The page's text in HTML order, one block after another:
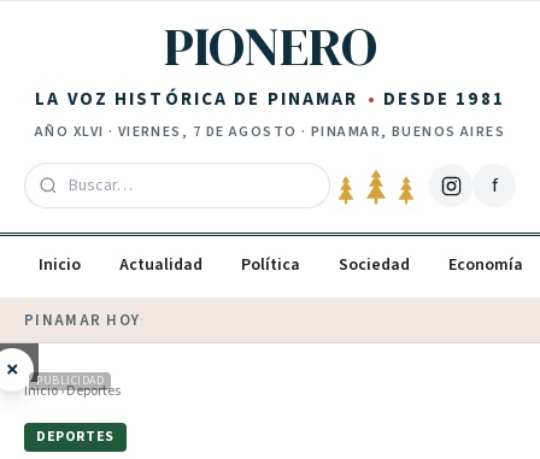
PIONERO
LA VOZ HISTÓRICA DE PINAMAR DESDE 1981
AÑO XLVI · VIERNES, 7 DE AGOSTO · PINAMAR, BUENOS AIRES
f
Inicio Actualidad Política Sociedad Economía
PINAMAR HOY·
× PUBLICIDAD
Inicio›Deportes
DEPORTES